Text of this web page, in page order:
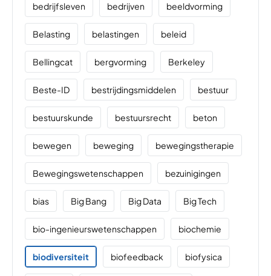
bedrijfsleven bedrijven beeldvorming
Belasting belastingen beleid
Bellingcat bergvorming Berkeley
Beste-ID bestrijdingsmiddelen bestuur
bestuurskunde bestuursrecht beton
bewegen beweging bewegingstherapie
Bewegingswetenschappen bezuinigingen
bias Big Bang Big Data Big Tech
bio-ingenieurswetenschappen biochemie
biodiversiteit biofeedback biofysica